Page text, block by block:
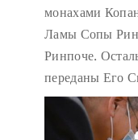
монахами
Ламы Сопы
Ринпоче.
переданы Его